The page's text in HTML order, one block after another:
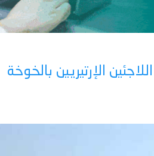
الإرتيريين بالخوخة